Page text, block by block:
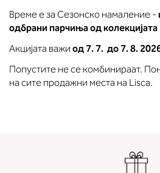
Време е за Сезонско намаление -
одбрани парчиња од
Акцијата важи од 7. 7. до 7. 8.
Попустите не се комбинираат.
на сите продажни места на Lisca.